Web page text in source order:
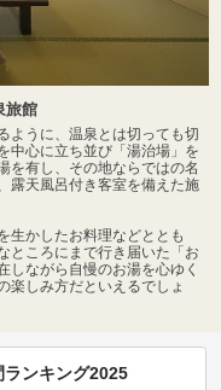
旅館
ように、温泉とは切っても切
中心に立ち並び「湯治場」を
を有し、その地ならではの名
露天風呂付き客室を備えた施
生かしたお料理などととも
ところにまで行き届いた「お
しながら自慢のお湯を心ゆく
楽しみ方だといえるでしょ
ンキング2025